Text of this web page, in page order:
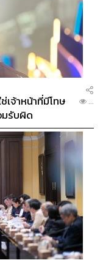
เจ้าหน้าที่มีโทษ
มรับผิด
...